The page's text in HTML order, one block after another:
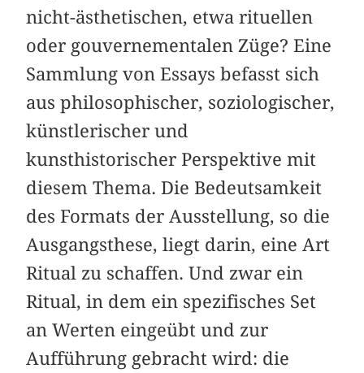
nicht-ästhetischen, etwa rituellen
oder gouvernementalen Züge? Eine
Sammlung von Essays befasst sich
aus philosophischer, soziologischer,
künstlerischer und
kunsthistorischer Perspektive mit
diesem Thema. Die Bedeutsamkeit
des Formats der Ausstellung, so die
Ausgangsthese, liegt darin, eine Art
Ritual zu schaffen. Und zwar ein
Ritual, in dem ein spezifisches Set
an Werten eingeübt und zur
Aufführung gebracht wird: die